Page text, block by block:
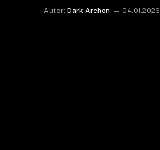
Autor: Dark Archon 04.01.2026